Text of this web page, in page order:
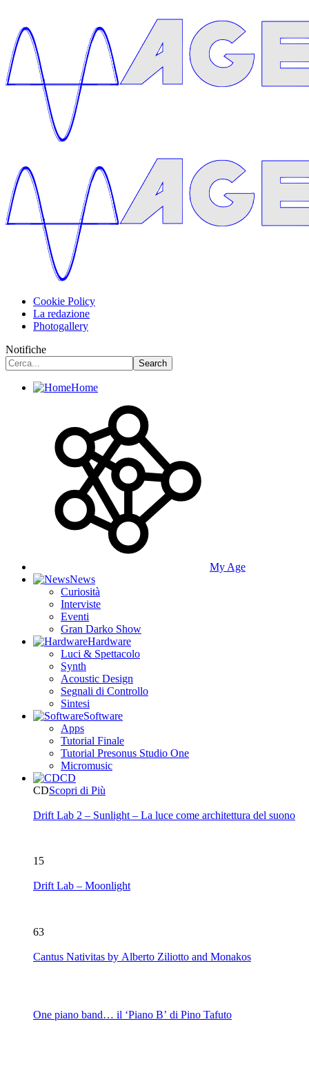
Cookie Policy
La redazione
Photogallery
Notifiche
Home
My Age
News
Curiosità
Interviste
Eventi
Gran Darko Show
Hardware
Luci & Spettacolo
Synth
Acoustic Design
Segnali di Controllo
Sintesi
Software
Apps
Tutorial Finale
Tutorial Presonus Studio One
Micromusic
CD
CDScopri di Più
Drift Lab 2 – Sunlight – La luce come architettura del suono
15
Drift Lab – Moonlight
63
Cantus Nativitas by Alberto Ziliotto and Monakos
One piano band… il ‘Piano B’ di Pino Tafuto